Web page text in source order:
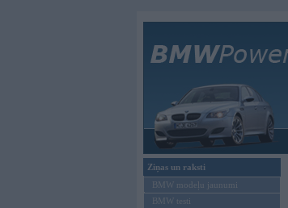
Ziņas un raksti
BMW modeļu jaunumi
BMW testi